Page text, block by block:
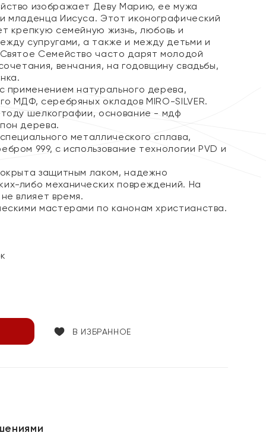
изображает Деву Марию, ее мужа
младенца Иисуса. Этот иконографический
крепкую семейную жизнь, любовь и
супругами, а также и между детьми и
Семейство часто дарят молодой
венчания, на годовщину свадьбы,
применением натурального дерева,
МДФ, серебряных окладов MIRO-SILVER.
шелкографии, основание - мдф
дерева.
металлического сплава,
999, с использование технологии PVD и
защитным лаком, надежно
либо механических повреждений. На
влияет время.
мастерами по канонам христианства.
В ИЗБРАННОЕ